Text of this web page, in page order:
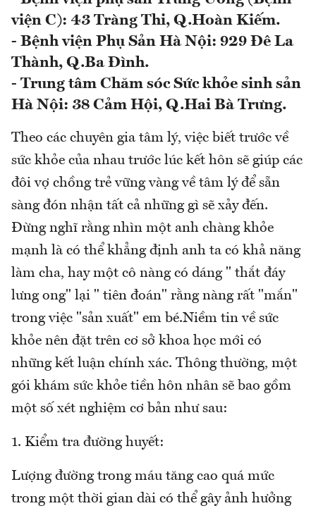
viện C): 43 Tràng Thi, Q.Hoàn Kiếm.
- Bệnh viện Phụ Sản Hà Nội: 929 Đê La
Thành, Q.Ba Đình.
- Trung tâm Chăm sóc Sức khỏe sinh sản
Hà Nội: 38 Cảm Hội, Q.Hai Bà Trưng.
Theo các chuyên gia tâm lý, việc biết trước về
sức khỏe của nhau trước lúc kết hôn sẽ giúp các
đôi vợ chồng trẻ vững vàng về tâm lý để sẵn
sàng đón nhận tất cả những gì sẽ xảy đến.
Đừng nghĩ rằng nhìn một anh chàng khỏe
mạnh là có thể khẳng định anh ta có khả năng
làm cha, hay một cô nàng có dáng " thắt đáy
lưng ong" lại " tiên đoán" rằng nàng rất "mắn"
trong việc "sản xuất" em bé.Niềm tin về sức
khỏe nên đặt trên cơ sở khoa học mới có
những kết luận chính xác. Thông thường, một
gói khám sức khỏe tiền hôn nhân sẽ bao gồm
một số xét nghiệm cơ bản như sau:
1. Kiểm tra đường huyết:
Lượng đường trong máu tăng cao quá mức
trong một thời gian dài có thể gây ảnh hưởng